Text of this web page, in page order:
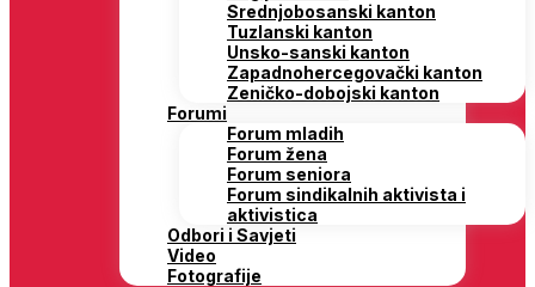
Srednjobosanski kanton
Tuzlanski kanton
Unsko-sanski kanton
Zapadnohercegovački kanton
Zeničko-dobojski kanton
Forumi
Forum mladih
Forum žena
Forum seniora
Forum sindikalnih aktivista i
aktivistica
Odbori i Savjeti
Video
Fotografije